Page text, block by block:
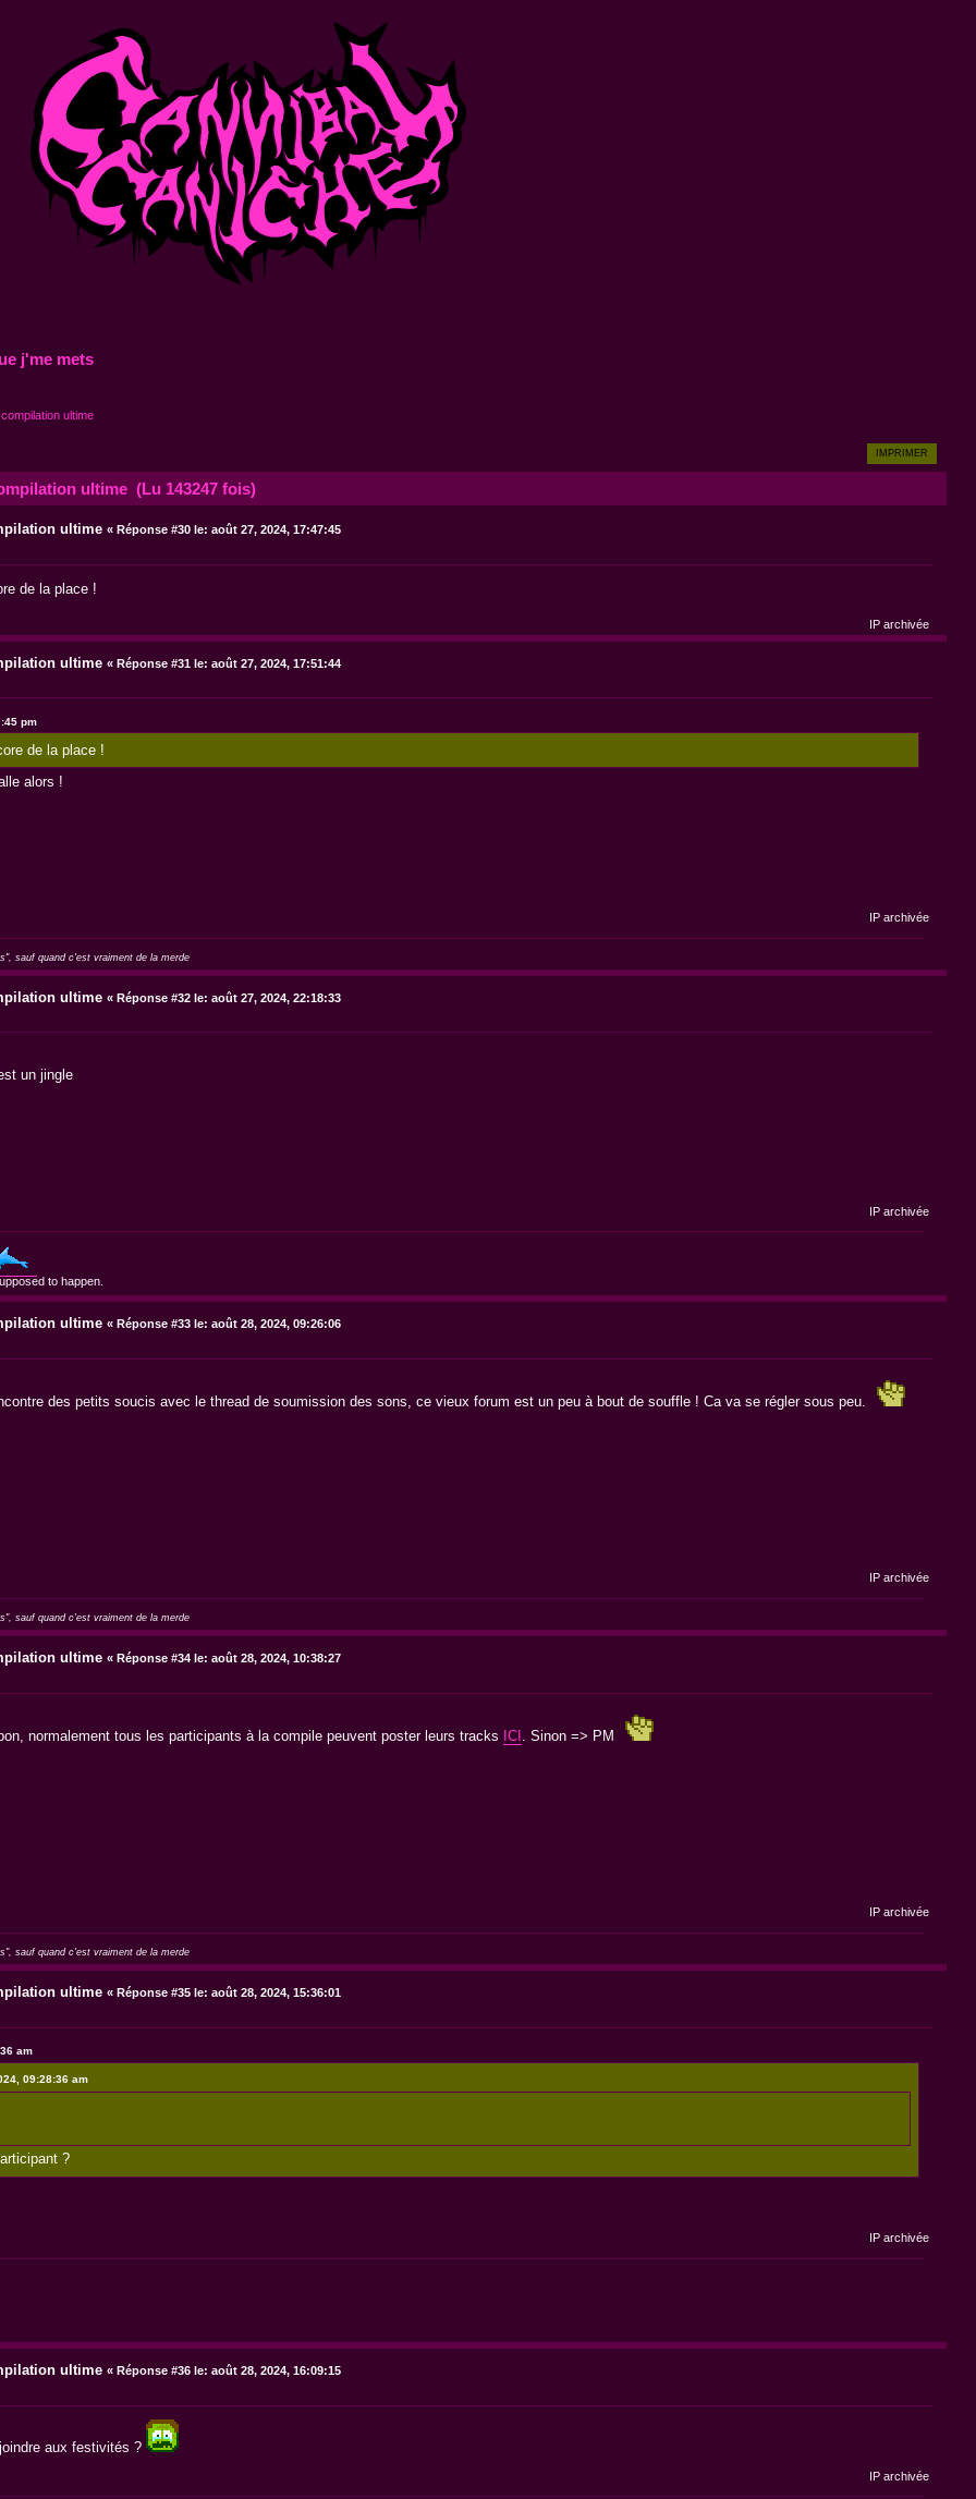
j'me mets
ultime
IMPRIMER
ultime (Lu 143247 fois)
ultime « Réponse #30 le: août 27, 2024, 17:47:45
de la place !
IP archivée
ultime « Réponse #31 le: août 27, 2024, 17:51:44
pm
de la place !
alors !
IP archivée
sauf quand c'est vraiment de la merde
ultime « Réponse #32 le: août 27, 2024, 22:18:33
un jingle
IP archivée
to happen.
ultime « Réponse #33 le: août 28, 2024, 09:26:06
des petits soucis avec le thread de soumission des sons, ce vieux forum est un peu à bout de souffle ! Ca va se régler sous peu.
IP archivée
sauf quand c'est vraiment de la merde
ultime « Réponse #34 le: août 28, 2024, 10:38:27
normalement tous les participants à la compile peuvent poster leurs tracks ICI . Sinon => PM
IP archivée
sauf quand c'est vraiment de la merde
ultime « Réponse #35 le: août 28, 2024, 15:36:01
am
09:28:36 am
?
IP archivée
ultime « Réponse #36 le: août 28, 2024, 16:09:15
aux festivités ?
IP archivée